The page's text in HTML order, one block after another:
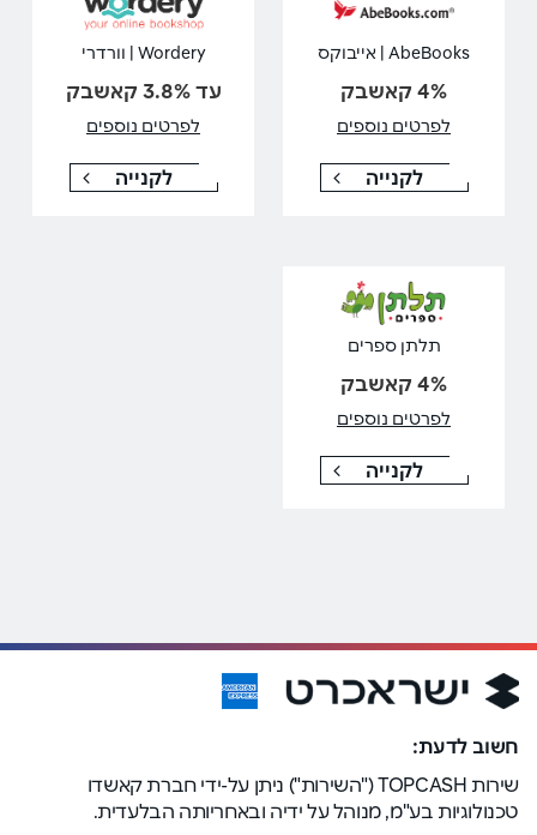
AbeBooks | אייבוקס
4% קאשבק
לפרטים נוספים
לקנייה
Wordery | וורדרי
עד 3.8% קאשבק
לפרטים נוספים
לקנייה
תלתן ספרים
4% קאשבק
לפרטים נוספים
לקנייה
חשוב לדעת:
שירות TOPCASH ("השירות") ניתן על-ידי חברת קאשדו
טכנולוגיות בע"מ, מנוהל על ידיה ובאחריותה הבלעדית.